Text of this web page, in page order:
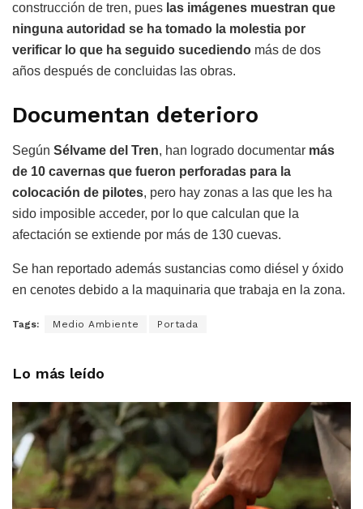
construcción de tren, pues las imágenes muestran que
ninguna autoridad se ha tomado la molestia por
verificar lo que ha seguido sucediendo más de dos
años después de concluidas las obras.
Documentan deterioro
Según Sélvame del Tren, han logrado documentar más
de 10 cavernas que fueron perforadas para la
colocación de pilotes, pero hay zonas a las que les ha
sido imposible acceder, por lo que calculan que la
afectación se extiende por más de 130 cuevas.
Se han reportado además sustancias como diésel y óxido
en cenotes debido a la maquinaria que trabaja en la zona.
Tags: Medio Ambiente Portada
Lo más leído